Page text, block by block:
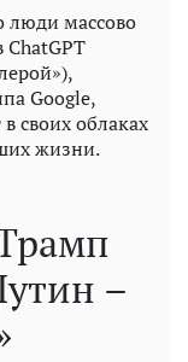
люди массово
Google,
своих облаках
жизни.
–